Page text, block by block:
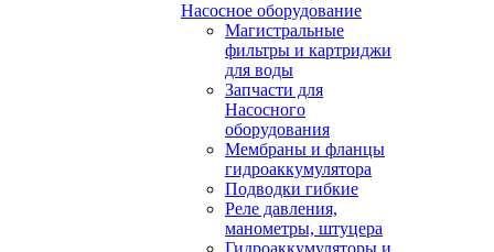
Насосное оборудование
Магистральные
фильтры и картриджи
для воды
Запчасти для
Насосного
оборудования
Мембраны и фланцы
гидроаккумулятора
Подводки гибкие
Реле давления,
манометры, штуцера
Гидроаккумуляторы и